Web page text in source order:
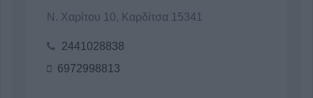
Ν. Χαρίτου 10, Καρδίτσα 15341
2441028838
6972998813